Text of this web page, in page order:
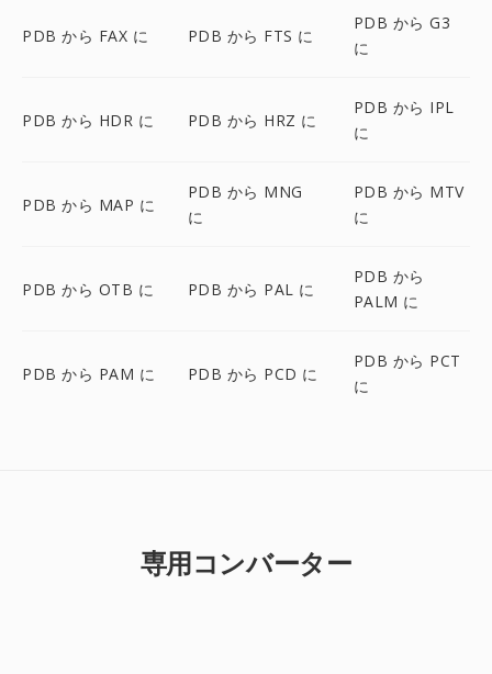
PDB から FAX に PDB から FTS に
PDB から G3
に
PDB から HDR に PDB から HRZ に
PDB から IPL
に
PDB から MAP に
PDB から MNG
に
PDB から MTV
に
PDB から OTB に PDB から PAL に
PDB から
PALM に
PDB から PAM に PDB から PCD に
PDB から PCT
に
専用コンバーター